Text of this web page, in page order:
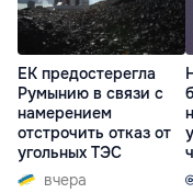
ЕК предостерегла
Румынию в связи с
намерением
отстрочить отказ от
угольных ТЭС
вчера